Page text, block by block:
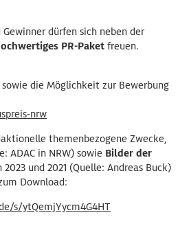
dürfen sich neben der
PR-Paket freuen.
die Möglichkeit zur Bewerbung
nrw
themenbezogene Zwecke,
ADAC in NRW) sowie Bilder der
2023 und 2021 (Quelle: Andreas Buck)
Download:
s/ytQemjYycm4G4HT